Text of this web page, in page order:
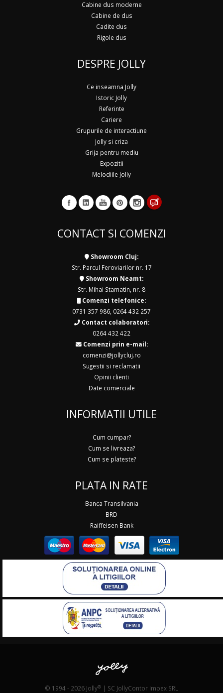
Cabine dus moderne
Cabine de dus
Cadite dus
Rigole dus
DESPRE JOLLY
Ce inseamna Jolly
Istoric Jolly
Referinte
Cariere
Grupurile de interactiune
Jolly si criza
Grija pentru mediu
Expozitii
Melodiile Jolly
CONTACT SI COMENZI
Showroom Cluj:
Str. Parcul Feroviarilor nr. 17
Showroom Neamt:
Str. Mihai Stamatin, nr. 8
Comenzi telefonice:
0731 357 986 0264 432 257
Contact colaboratori:
0264 432 422
Comenzi prin e-mail:
comenzi@jollycluj.ro
Sugestii si reclamatii
Opinii clienti
Date comerciale
INFORMATII UTILE
Cum cumpar?
Cum se livreaza?
Cum se plateste?
PLATA IN RATE
Banca Transilvania
BRD
Raiffeisen Bank
© 1994 - 2026 Jolly® | SC JollyContor Impex SRL